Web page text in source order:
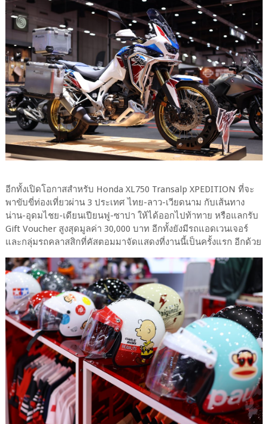
อีกทั้งเปิดโอกาสสำหรับ Honda XL750 Transalp XPEDITION ที่จะ
พาขับขี่ท่องเที่ยวผ่าน 3 ประเทศ ไทย-ลาว-เวียดนาม กับเส้นทาง
น่าน-อุดมไชย-เดียนเปียนฟู-ซาปา ให้ได้ออกไปท้าทาย หรือแลกรับ
Gift Voucher สูงสุดมูลค่า 30,000 บาท อีกทั้งยังมีรถแอดเวนเจอร์
และกลุ่มรถคลาสสิกที่คัสตอมมาจัดแสดงที่งานนี้เป็นครั้งแรก อีกด้วย